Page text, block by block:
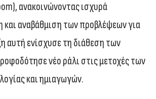
ανακοινώνοντας ισχυρά
και αναβάθμιση των προβλέψεων για
αυτή ενίσχυσε τη διάθεση των
νέο ράλι στις μετοχές των
και ημιαγωγών.